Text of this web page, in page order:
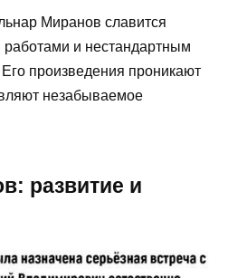
Миранов славится
и нестандартным
произведения проникают
незабываемое
развитие и